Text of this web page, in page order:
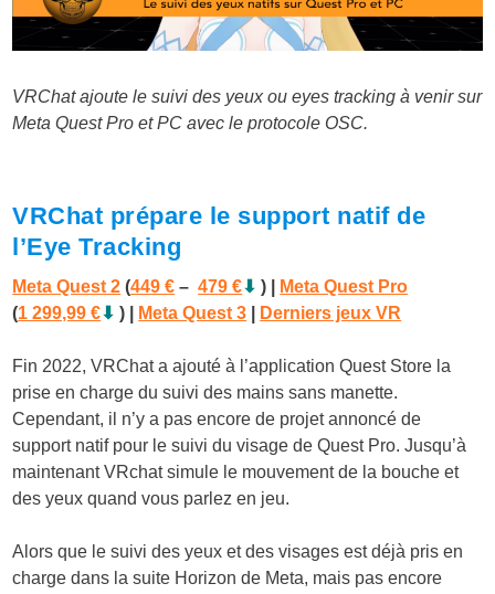
VRChat ajoute le suivi des yeux ou eyes tracking à venir sur
Meta Quest Pro et PC avec le protocole OSC.
VRChat prépare le support natif de
l’Eye Tracking
Meta Quest 2 (449 € –479 €⬇) |
Meta Quest Pro
(1 299,99 €⬇ ) Meta Quest 3 Derniers jeux VR
Fin 2022, VRChat a ajouté à l’application Quest Store la
prise en charge du suivi des mains sans manette.
Cependant, il n’y a pas encore de projet annoncé de
support natif pour le suivi du visage de Quest Pro. Jusqu’à
maintenant VRchat simule le mouvement de la bouche et
des yeux quand vous parlez en jeu.
Alors que le suivi des yeux et des visages est déjà pris en
charge dans la suite Horizon de Meta, mais pas encore